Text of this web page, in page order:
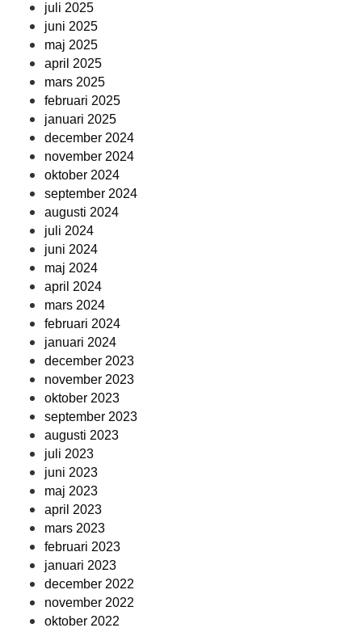
juli 2025
juni 2025
maj 2025
april 2025
mars 2025
februari 2025
januari 2025
december 2024
november 2024
oktober 2024
september 2024
augusti 2024
juli 2024
juni 2024
maj 2024
april 2024
mars 2024
februari 2024
januari 2024
december 2023
november 2023
oktober 2023
september 2023
augusti 2023
juli 2023
juni 2023
maj 2023
april 2023
mars 2023
februari 2023
januari 2023
december 2022
november 2022
oktober 2022